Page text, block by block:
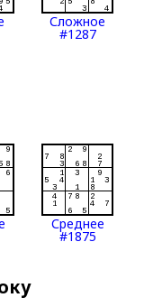
Сложное
#1287
Среднее
#1875